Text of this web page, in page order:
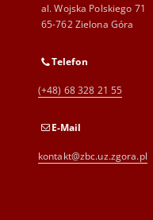
al. Wojska Polskiego 71
65-762 Zielona Góra
Telefon
(+48) 68 328 21 55
E-Mail
kontakt@zbc.uz.zgora.pl